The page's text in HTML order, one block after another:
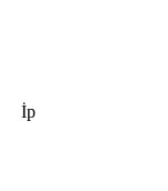
İp